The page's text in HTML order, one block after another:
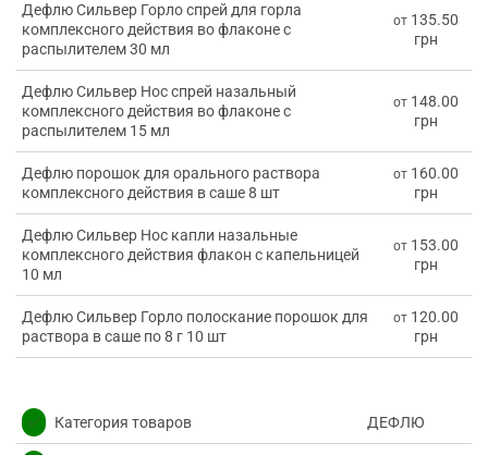
Дефлю Сильвер Горло спрей для горла
комплексного действия во флаконе с
распылителем 30 мл
от135.50
грн
Дефлю Сильвер Нос спрей назальный
комплексного действия во флаконе с
распылителем 15 мл
от148.00
грн
Дефлю порошок для орального раствора
комплексного действия в саше 8 шт
от160.00
грн
Дефлю Сильвер Нос капли назальные
комплексного действия флакон с капельницей
10 мл
от153.00
грн
Дефлю Сильвер Горло полоскание порошок для
раствора в саше по 8 г 10 шт
от120.00
грн
✅ Категория товаров ДЕФЛЮ